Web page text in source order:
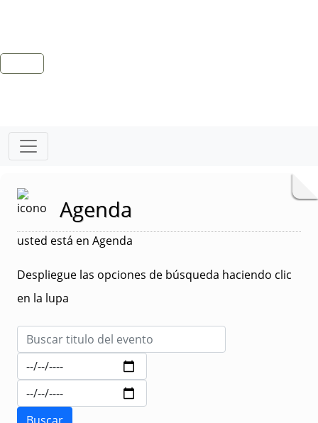
Agenda
usted está en Agenda
Despliegue las opciones de búsqueda haciendo clic
en la lupa